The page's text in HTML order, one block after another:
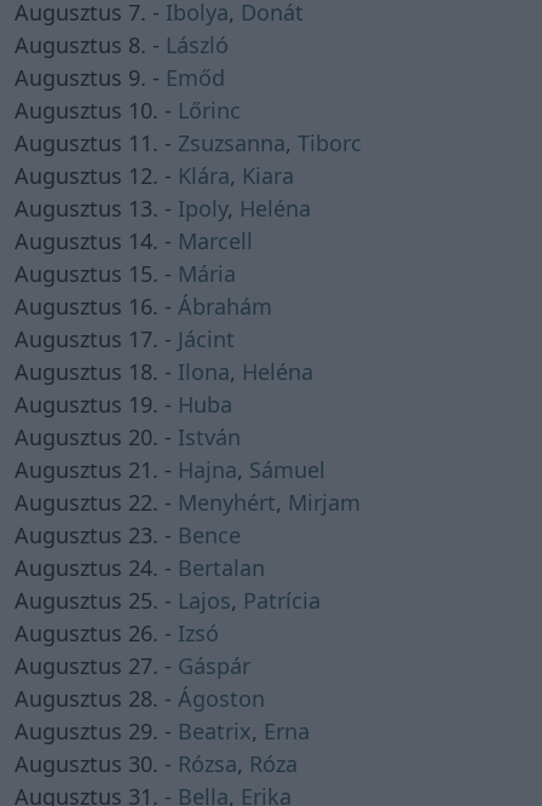
Augusztus 7. - Ibolya, Donát
Augusztus 8. - László
Augusztus 9. - Emőd
Augusztus 10. - Lőrinc
Augusztus 11. - Zsuzsanna, Tiborc
Augusztus 12. - Klára, Kiara
Augusztus 13. - Ipoly, Heléna
Augusztus 14. - Marcell
Augusztus 15. - Mária
Augusztus 16. - Ábrahám
Augusztus 17. - Jácint
Augusztus 18. - Ilona, Heléna
Augusztus 19. - Huba
Augusztus 20. - István
Augusztus 21. - Hajna, Sámuel
Augusztus 22. - Menyhért, Mirjam
Augusztus 23. - Bence
Augusztus 24. - Bertalan
Augusztus 25. - Lajos, Patrícia
Augusztus 26. - Izsó
Augusztus 27. - Gáspár
Augusztus 28. - Ágoston
Augusztus 29. - Beatrix, Erna
Augusztus 30. - Rózsa, Róza
Augusztus 31. - Bella, Erika